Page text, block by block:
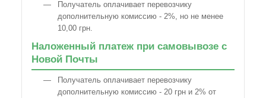
Получатель оплачивает перевозчику
дополнительную комиссию - 2%, но не менее
10,00 грн.
Наложенный платеж при самовывозе с
Новой Почты
Получатель оплачивает перевозчику
дополнительную комиссию - 20 грн и 2% от